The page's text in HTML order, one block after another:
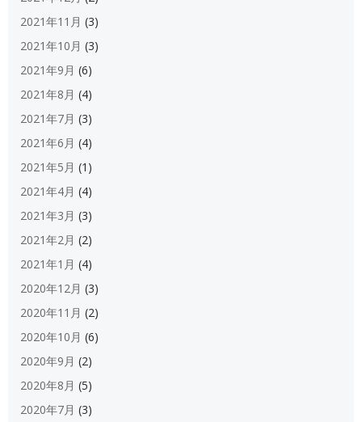
2021年11月 (3)
2021年10月 (3)
2021年9月 (6)
2021年8月 (4)
2021年7月 (3)
2021年6月 (4)
2021年5月 (1)
2021年4月 (4)
2021年3月 (3)
2021年2月 (2)
2021年1月 (4)
2020年12月 (3)
2020年11月 (2)
2020年10月 (6)
2020年9月 (2)
2020年8月 (5)
2020年7月 (3)